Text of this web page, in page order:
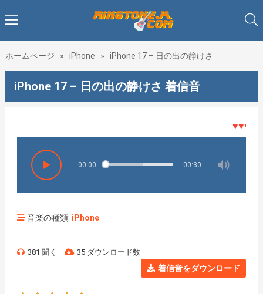
ホームページ » iPhone » iPhone 17 – 日の出の静けさ
iPhone 17 – 日の出の静けさ 着信音
♥♥♥着メ
00:00 00:30
音楽の種類: iPhone
381 聞く 35 ダウンロード数
着信音をダウンロード